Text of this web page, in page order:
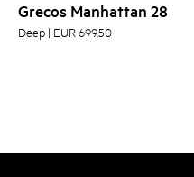
Grecos Manhattan 28
Deep | EUR 699,50